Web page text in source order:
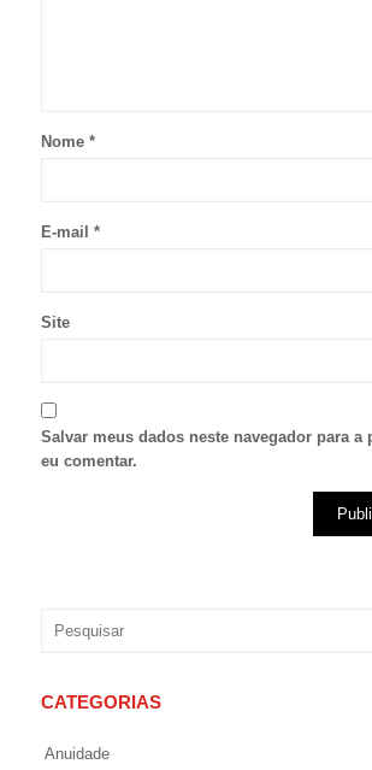
Nome *
E-mail *
Site
Salvar meus dados neste navegador para a
eu comentar.
CATEGORIAS
Anuidade